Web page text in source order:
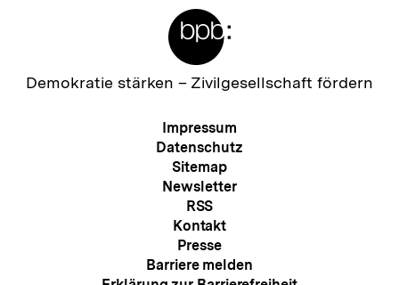
a
Zur
Demokratie stärken – Zivilgesellschaft fördern
Meta-
Navigation
Impressum
Datenschutz
Sitemap
Newsletter
RSS
Kontakt
Presse
Barriere melden